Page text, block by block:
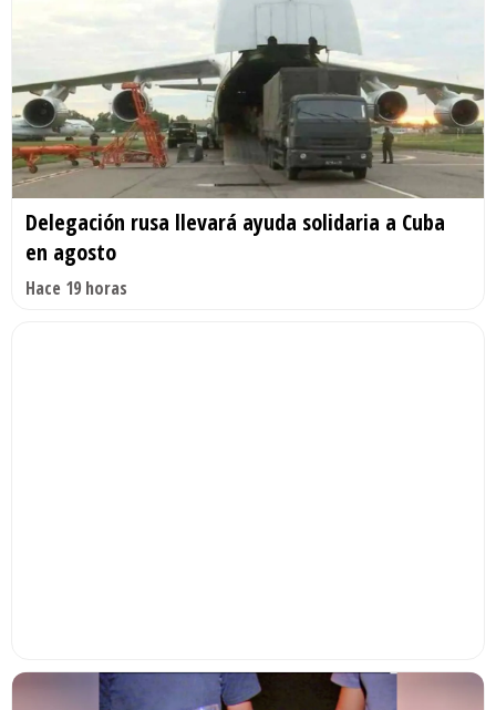
Delegación rusa llevará ayuda solidaria a Cuba
en agosto
Hace 19 horas